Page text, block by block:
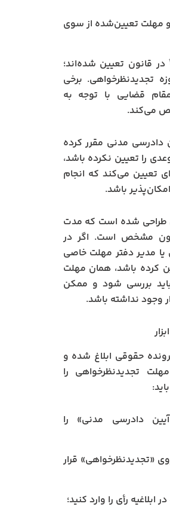
مهلت تعیین‌شده از سوی
قانون تعیین شده‌اند؛
تجدیدنظرخواهی. برخی
قضایی با توجه به
می‌کند.
آیین دادرسی مدنی مقرر کرده
را تعیین نکرده باشد،
تعیین می‌کند که انجام
باشد.
طراحی شده است که مدت
مشخص است. اگر در
یا مدیر دفتر مهلت خاصی
کرده باشد، همان مهلت
بررسی شود و ممکن
وجود نداشته باشد.
حقوقی ابلاغ شده و
تجدیدنظرخواهی را
دادرسی مدنی» را
«تجدیدنظرخواهی» قرار
ابلاغیه رأی را وارد کنید؛